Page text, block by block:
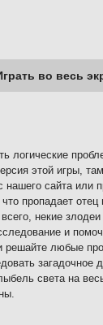
во весь
логические
этой игры,
сайта или
пропадает отец
некие
и
решайте любые
загадочное
света на